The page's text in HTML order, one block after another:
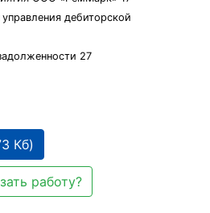
дебиторской
27
Кб)
работу?